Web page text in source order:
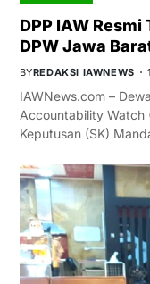
DPP IAW
DPW Jawa
BYREDAKSI IAWNEWS
IAWNews.com –
Accountability Watch
Keputusan (SK)